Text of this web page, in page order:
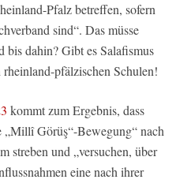
Pfalz betreffen, sofern
sind“. Das müsse
bis dahin? Gibt es Salafismus
pfälzischen Schulen!
kommt zum Ergebnis, dass
„Millî Görüş“-Bewegung“ nach
streben und „versuchen, über
eine nach ihrer